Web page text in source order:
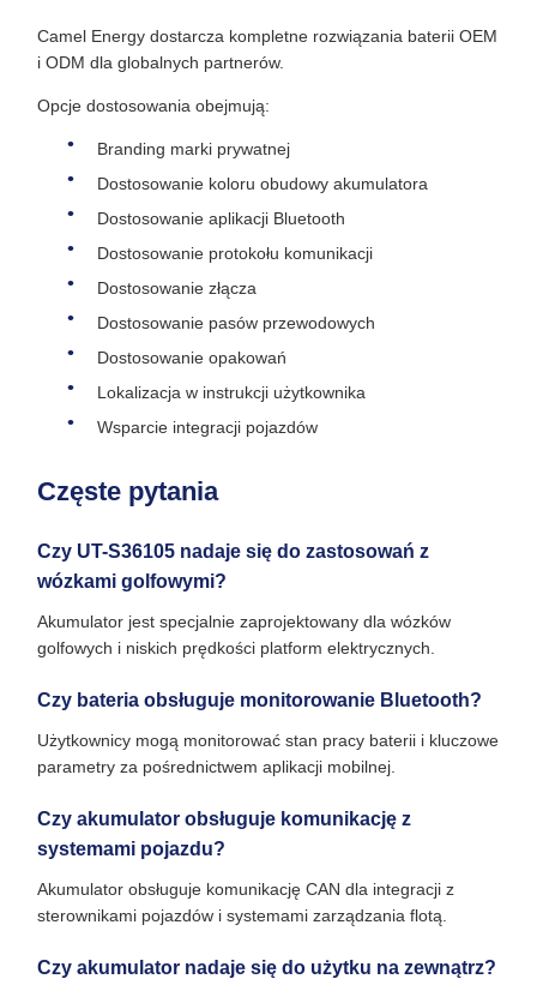
Camel Energy dostarcza kompletne rozwiązania baterii OEM
i ODM dla globalnych partnerów.
Opcje dostosowania obejmują:
Branding marki prywatnej
Dostosowanie koloru obudowy akumulatora
Dostosowanie aplikacji Bluetooth
Dostosowanie protokołu komunikacji
Dostosowanie złącza
Dostosowanie pasów przewodowych
Dostosowanie opakowań
Lokalizacja w instrukcji użytkownika
Wsparcie integracji pojazdów
Częste pytania
Czy UT-S36105 nadaje się do zastosowań z
wózkami golfowymi?
Akumulator jest specjalnie zaprojektowany dla wózków
golfowych i niskich prędkości platform elektrycznych.
Czy bateria obsługuje monitorowanie Bluetooth?
Użytkownicy mogą monitorować stan pracy baterii i kluczowe
parametry za pośrednictwem aplikacji mobilnej.
Czy akumulator obsługuje komunikację z
systemami pojazdu?
Akumulator obsługuje komunikację CAN dla integracji z
sterownikami pojazdów i systemami zarządzania flotą.
Czy akumulator nadaje się do użytku na zewnątrz?